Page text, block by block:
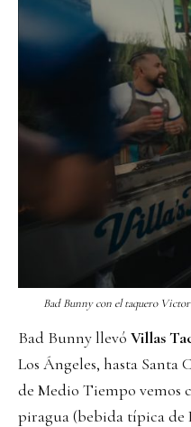
Bad Bunny con el taquero
Bad Bunny llevó Villas
Los Ángeles, hasta Santa
de Medio Tiempo vemos
piragua (bebida típica de